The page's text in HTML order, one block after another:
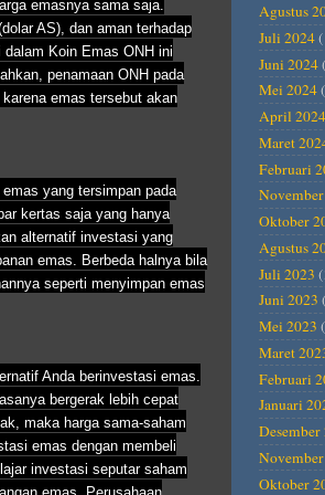
emasnya sama saja.
AS), dan aman terhadap
Koin Emas ONH ini
penamaan ONH pada
emas tersebut akan
yang tersimpan pada
kertas saja yang hanya
alternatif investasi yang
emas. Berbeda halnya bila
seperti menyimpan emas
Anda berinvestasi emas.
bergerak lebih cepat
maka harga sama-saham
emas dengan membeli
investasi seputar saham
Agustus
Juli 2024
Juni 2024
Mei 2024
April 2024
Maret
Februari
Oktober
Agustus
Juli 2023
Juni 2023
Mei 2023
Maret
Februari
Januari
Desember
Oktober